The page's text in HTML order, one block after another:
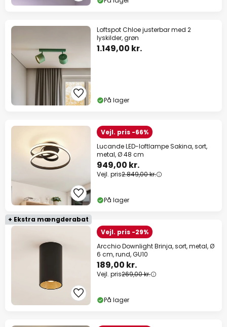
Loftspot Chloe justerbar med 2
lyskilder, grøn
1.149,00 kr.
På lager
Vejl. pris -66%
Lucande LED-loftlampe Sakina, sort,
metal, Ø 48 cm
949,00 kr.
Vejl. pris2.849,00 kr.
På lager
+ Ekstra mængderabat
Vejl. pris -29%
Arcchio Downlight Brinja, sort, metal, Ø
6 cm, rund, GU10
189,00 kr.
Vejl. pris269,00 kr.
På lager